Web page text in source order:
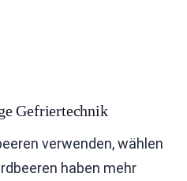
Gefriertechnik
verwenden, wählen
haben mehr